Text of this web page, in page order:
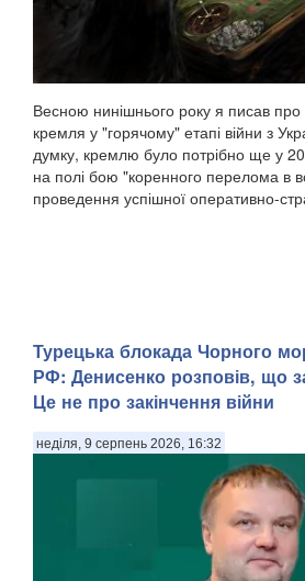
Весною нинішнього року я писав про
кремля у "горячому" етапі війни з
думку, кремлю було потрібно ще у
на полі бою "коренного перелома в
проведення успішної оперативно-
Турецька блокада Чорного
РФ: Денисенко розповів, що
Це не про закінчення війни
неділя, 9 серпень 2026, 16:32